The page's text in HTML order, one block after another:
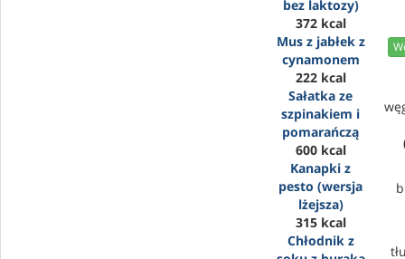
bez laktozy)
372 kcal
Mus z jabłek z
cynamonem
222 kcal
Sałatka ze
szpinakiem i
pomarańczą
600 kcal
Kanapki z
pesto (wersja
lżejsza)
315 kcal
Chłodnik z